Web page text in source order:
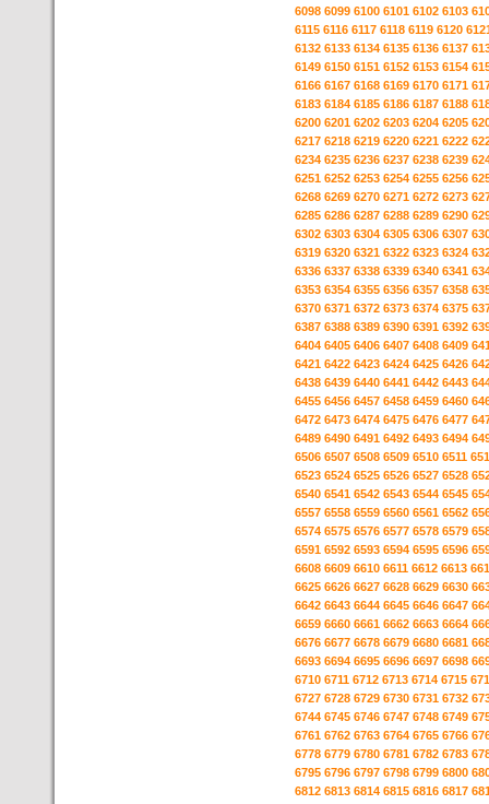
6098 6099 6100 6101 6102 6103
6115 6116 6117 6118 6119 6120
6132 6133 6134 6135 6136 6137
6149 6150 6151 6152 6153 6154
6166 6167 6168 6169 6170 6171
6183 6184 6185 6186 6187 6188
6200 6201 6202 6203 6204 6205
6217 6218 6219 6220 6221 6222
6234 6235 6236 6237 6238 6239
6251 6252 6253 6254 6255 6256
6268 6269 6270 6271 6272 6273
6285 6286 6287 6288 6289 6290
6302 6303 6304 6305 6306 6307
6319 6320 6321 6322 6323 6324
6336 6337 6338 6339 6340 6341
6353 6354 6355 6356 6357 6358
6370 6371 6372 6373 6374 6375
6387 6388 6389 6390 6391 6392
6404 6405 6406 6407 6408 6409
6421 6422 6423 6424 6425 6426
6438 6439 6440 6441 6442 6443
6455 6456 6457 6458 6459 6460
6472 6473 6474 6475 6476 6477
6489 6490 6491 6492 6493 6494
6506 6507 6508 6509 6510 6511
6523 6524 6525 6526 6527 6528
6540 6541 6542 6543 6544 6545
6557 6558 6559 6560 6561 6562
6574 6575 6576 6577 6578 6579
6591 6592 6593 6594 6595 6596
6608 6609 6610 6611 6612 6613
6625 6626 6627 6628 6629 6630
6642 6643 6644 6645 6646 6647
6659 6660 6661 6662 6663 6664
6676 6677 6678 6679 6680 6681
6693 6694 6695 6696 6697 6698
6710 6711 6712 6713 6714 6715
6727 6728 6729 6730 6731 6732
6744 6745 6746 6747 6748 6749
6761 6762 6763 6764 6765 6766
6778 6779 6780 6781 6782 6783
6795 6796 6797 6798 6799 6800
6812 6813 6814 6815 6816 6817